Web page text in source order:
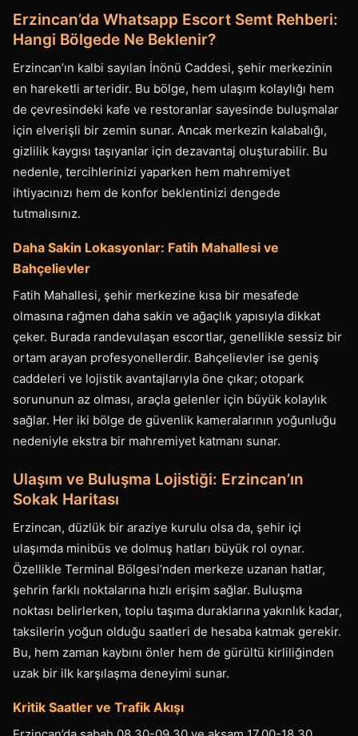
Erzincan’da Whatsapp Escort Semt Rehberi:
Hangi Bölgede Ne Beklenir?
Erzincan’ın kalbi sayılan İnönü Caddesi, şehir merkezinin
en hareketli arteridir. Bu bölge, hem ulaşım kolaylığı hem
de çevresindeki kafe ve restoranlar sayesinde buluşmalar
için elverişli bir zemin sunar. Ancak merkezin kalabalığı,
gizlilik kaygısı taşıyanlar için dezavantaj oluşturabilir. Bu
nedenle, tercihlerinizi yaparken hem mahremiyet
ihtiyacınızı hem de konfor beklentinizi dengede
tutmalısınız.
Daha Sakin Lokasyonlar: Fatih Mahallesi ve
Bahçelievler
Fatih Mahallesi, şehir merkezine kısa bir mesafede
olmasına rağmen daha sakin ve ağaçlık yapısıyla dikkat
çeker. Burada randevulaşan escortlar, genellikle sessiz bir
ortam arayan profesyonellerdir. Bahçelievler ise geniş
caddeleri ve lojistik avantajlarıyla öne çıkar; otopark
sorununun az olması, araçla gelenler için büyük kolaylık
sağlar. Her iki bölge de güvenlik kameralarının yoğunluğu
nedeniyle ekstra bir mahremiyet katmanı sunar.
Ulaşım ve Buluşma Lojistiği: Erzincan’ın
Sokak Haritası
Erzincan, düzlük bir araziye kurulu olsa da, şehir içi
ulaşımda minibüs ve dolmuş hatları büyük rol oynar.
Özellikle Terminal Bölgesi’nden merkeze uzanan hatlar,
şehrin farklı noktalarına hızlı erişim sağlar. Buluşma
noktası belirlerken, toplu taşıma duraklarına yakınlık kadar,
taksilerin yoğun olduğu saatleri de hesaba katmak gerekir.
Bu, hem zaman kaybını önler hem de gürültü kirliliğinden
uzak bir ilk karşılaşma deneyimi sunar.
Kritik Saatler ve Trafik Akışı